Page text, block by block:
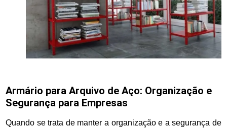
Armário para Arquivo de Aço: Organização e
Segurança para Empresas
Quando se trata de manter a organização e a segurança de